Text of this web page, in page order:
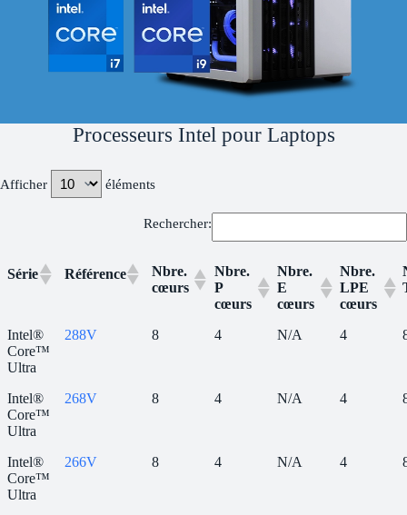
Processeurs Intel pour Laptops​
Afficher éléments
Rechercher:
Série Référence
Nbre.
cœurs
Nbre.
P
cœurs
Nbre.
E
cœurs
Nbre.
LPE
cœurs
Série Référence
Nbre.
cœurs
Nbre.
P
Nbre.
E
Nbre.
LPE
Intel®
Core™
Ultra
288V 8 4 N/A 4
Intel®
Core™
Ultra
268V 8 4 N/A 4
Intel®
Core™
Ultra
266V 8 4 N/A 4